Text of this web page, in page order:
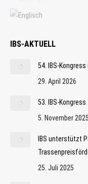
IBS-AKTUELL
54. IBS-Kongress
29. April 2026
53. IBS-
5. November 2025
IBS unterstützt
25. Juli 2025